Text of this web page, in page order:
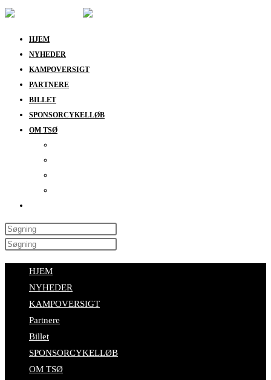
HJEM
NYHEDER
KAMPOVERSIGT
PARTNERE
BILLET
SPONSORCYKELLØB
OM TSØ
HJEM
NYHEDER
KAMPOVERSIGT
Partnere
Billet
SPONSORCYKELLØB
OM TSØ